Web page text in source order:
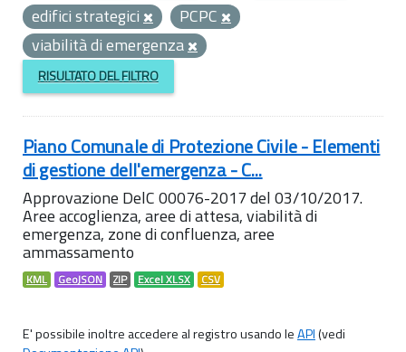
edifici strategici
PCPC
viabilità di emergenza
RISULTATO DEL FILTRO
Piano Comunale di Protezione Civile - Elementi
di gestione dell'emergenza - C...
Approvazione DelC 00076-2017 del 03/10/2017.
Aree accoglienza, aree di attesa, viabilità di
emergenza, zone di confluenza, aree
ammassamento
KML GeoJSON ZIP Excel XLSX CSV
E' possibile inoltre accedere al registro usando leAPI(vedi